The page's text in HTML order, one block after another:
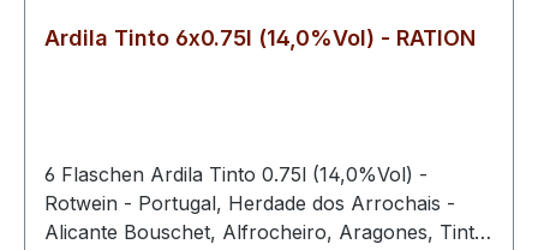
Ardila Tinto 6x0.75l (14,0%Vol) - RATION
6 Flaschen Ardila Tinto 0.75l (14,0%Vol) -
Rotwein - Portugal, Herdade dos Arrochais -
Alicante Bouschet, Alfrocheiro, Aragones, Tinta